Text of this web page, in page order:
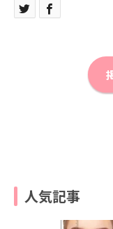
人気記事